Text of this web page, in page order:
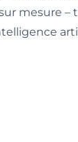
mesure –